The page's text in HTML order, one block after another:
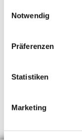
Notwendig
Präferenzen
Statistiken
Marketing